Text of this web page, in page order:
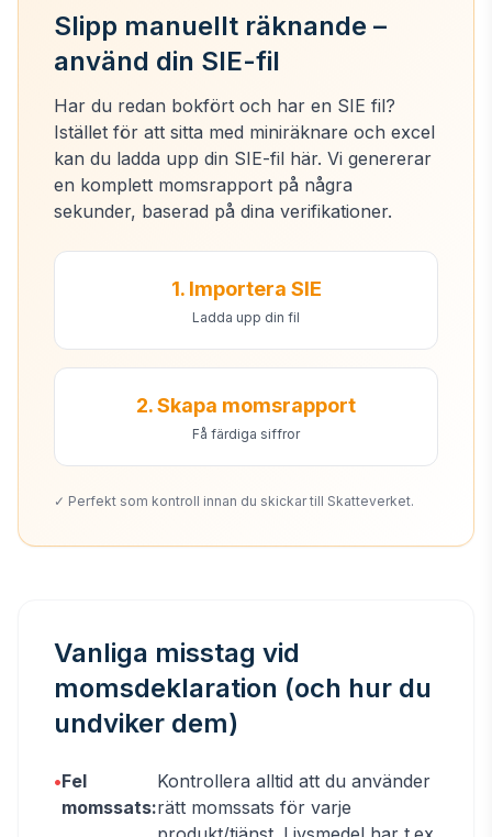
Slipp manuellt räknande –
använd din SIE-fil
Har du redan bokfört och har en SIE fil?
Istället för att sitta med miniräknare och excel
kan du ladda upp din SIE-fil här. Vi genererar
en komplett momsrapport på några
sekunder, baserad på dina verifikationer.
1. Importera SIE
Ladda upp din fil
2. Skapa momsrapport
Få färdiga siffror
✓ Perfekt som kontroll innan du skickar till Skatteverket.
Vanliga misstag vid
momsdeklaration (och hur du
undviker dem)
•Fel
momssats:
Kontrollera alltid att du använder
rätt momssats för varje